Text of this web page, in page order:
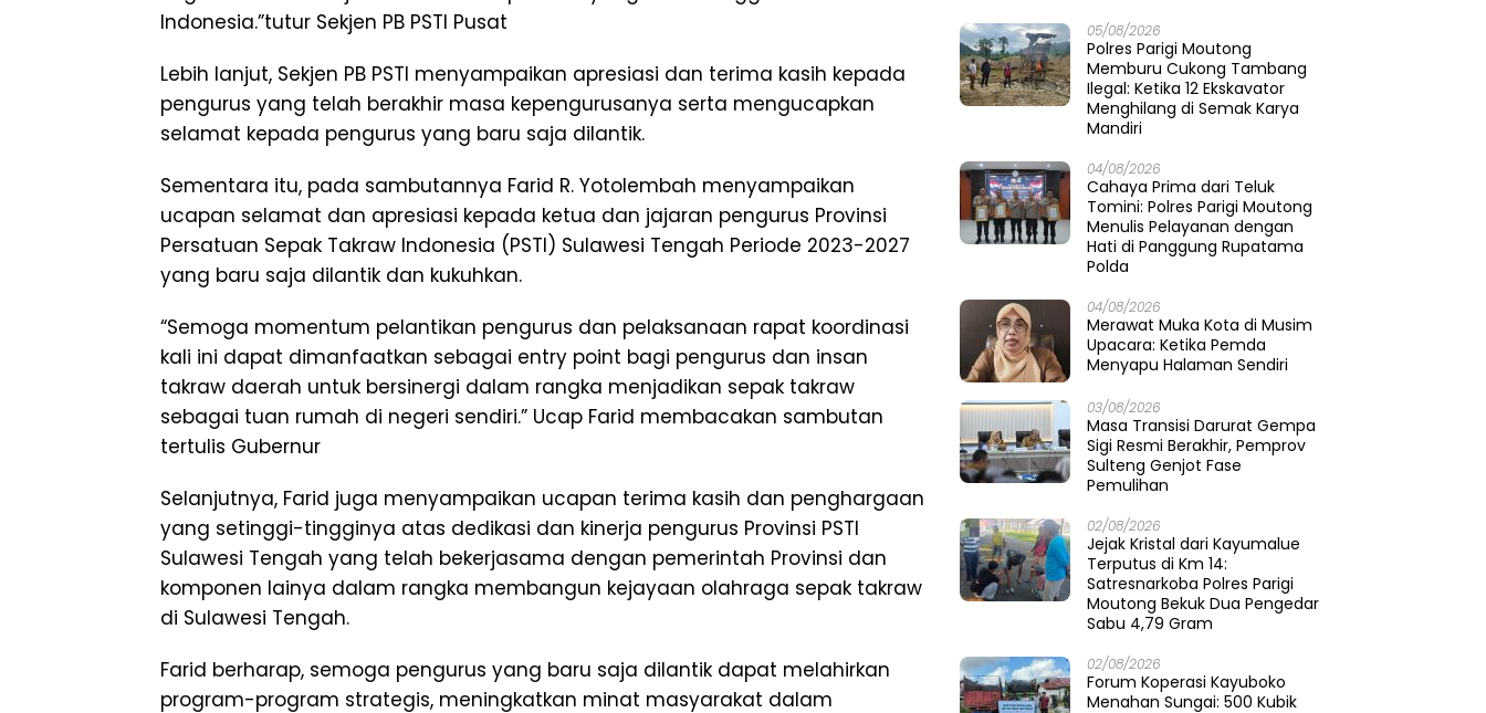
Indonesia.”tutur Sekjen PB PSTI Pusat
Lebih lanjut, Sekjen PB PSTI menyampaikan apresiasi dan terima kasih kepada
pengurus yang telah berakhir masa kepengurusanya serta mengucapkan
selamat kepada pengurus yang baru saja dilantik.
Sementara itu, pada sambutannya Farid R. Yotolembah menyampaikan
ucapan selamat dan apresiasi kepada ketua dan jajaran pengurus Provinsi
Persatuan Sepak Takraw Indonesia (PSTI) Sulawesi Tengah Periode 2023-2027
yang baru saja dilantik dan kukuhkan.
“Semoga momentum pelantikan pengurus dan pelaksanaan rapat koordinasi
kali ini dapat dimanfaatkan sebagai entry point bagi pengurus dan insan
takraw daerah untuk bersinergi dalam rangka menjadikan sepak takraw
sebagai tuan rumah di negeri sendiri.” Ucap Farid membacakan sambutan
tertulis Gubernur
Selanjutnya, Farid juga menyampaikan ucapan terima kasih dan penghargaan
yang setinggi-tingginya atas dedikasi dan kinerja pengurus Provinsi PSTI
Sulawesi Tengah yang telah bekerjasama dengan pemerintah Provinsi dan
komponen lainya dalam rangka membangun kejayaan olahraga sepak takraw
di Sulawesi Tengah.
Farid berharap, semoga pengurus yang baru saja dilantik dapat melahirkan
program-program strategis, meningkatkan minat masyarakat dalam
05/08/2026
Polres Parigi Moutong
Memburu Cukong Tambang
Ilegal: Ketika 12 Ekskavator
Menghilang di Semak Karya
Mandiri
04/08/2026
Cahaya Prima dari Teluk
Tomini: Polres Parigi Moutong
Menulis Pelayanan dengan
Hati di Panggung Rupatama
Polda
04/08/2026
Merawat Muka Kota di Musim
Upacara: Ketika Pemda
Menyapu Halaman Sendiri
03/08/2026
Masa Transisi Darurat Gempa
Sigi Resmi Berakhir, Pemprov
Sulteng Genjot Fase
Pemulihan
02/08/2026
Jejak Kristal dari Kayumalue
Terputus di Km 14:
Satresnarkoba Polres Parigi
Moutong Bekuk Dua Pengedar
Sabu 4,79 Gram
02/08/2026
Forum Koperasi Kayuboko
Menahan Sungai: 500 Kubik